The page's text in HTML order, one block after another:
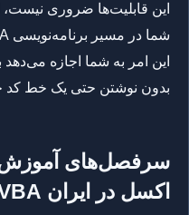
این قابلیت‌ها ضروری نیست،
این امر به شما اجازه می‌دهد
بدون نوشتن حتی یک خط کد
سرفصل‌های آموزش
اکسل در ایران VBA